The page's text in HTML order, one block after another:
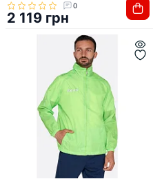
0
2 119 грн